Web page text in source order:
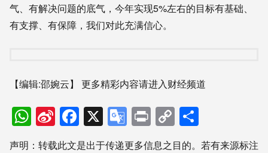
气、有解决问题的底气，今年实现5%左右的目标有基础、
有支撑、有保障，我们对此充满信心。
【编辑:邵婉云】 更多精彩内容请进入财经频道
WhatsApp
Sina
Weibo
Facebook
X Google
Translate
PrintCopy
Link享
声明：转载此文是出于传递更多信息之目的。若有来源标注